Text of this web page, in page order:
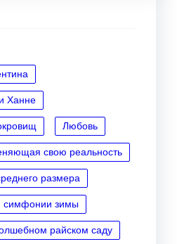
Ханне
Любовь
свою реальность
размера
симфонии зимы
райском саду